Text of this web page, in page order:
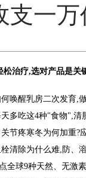
支一
松治疗,选对产品是关
唤醒乳房二次发育,
多吃这4种"食物",清
节疼寒冬为何加重?
清除为什么难,防、
全球9种天然、无激